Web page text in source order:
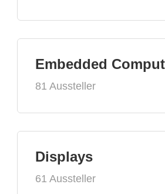
Embedded
81 Aussteller
Displays
61 Aussteller